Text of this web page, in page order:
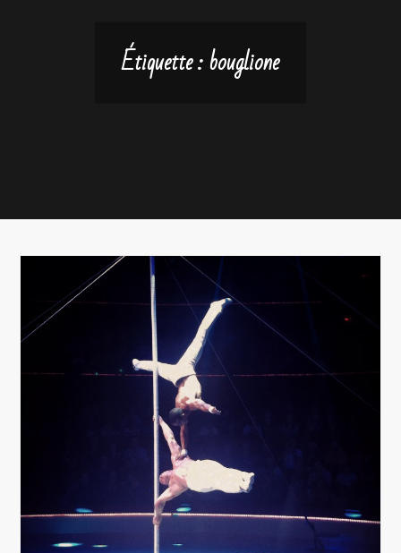
Étiquette :bouglione